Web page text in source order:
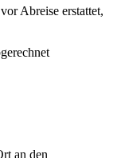
Abreise erstattet,
an den